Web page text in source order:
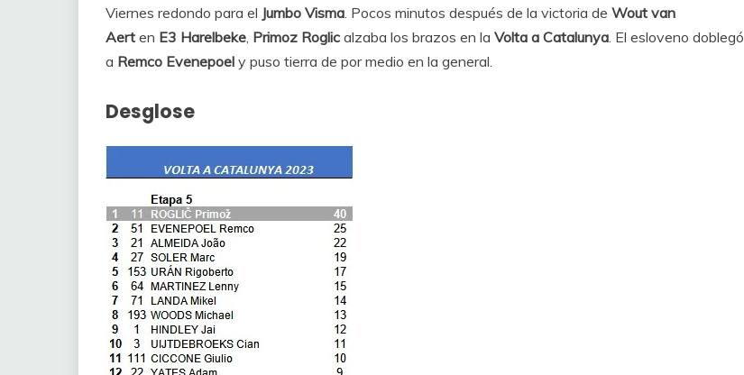
Viernes redondo para el Jumbo Visma. Pocos minutos después de la victoria de Wout van
Aert en E3 Harelbeke, Primoz Roglic alzaba los brazos en la Volta a Catalunya. El esloveno doblegó
a Remco Evenepoel y puso tierra de por medio en la general.
Desglose